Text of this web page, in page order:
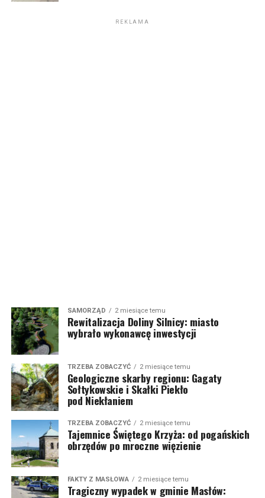
REKLAMA
SAMORZĄD 2 miesiące temu
Rewitalizacja Doliny Silnicy: miasto
wybrało wykonawcę inwestycji
TRZEBA ZOBACZYĆ 2 miesiące temu
Geologiczne skarby regionu: Gagaty
Sołtykowskie i Skałki Piekło
pod Niekłaniem
TRZEBA ZOBACZYĆ 2 miesiące temu
Tajemnice Świętego Krzyża: od pogańskich
obrzędów po mroczne więzienie
FAKTY Z MASŁOWA 2 miesiące temu
Tragiczny wypadek w gminie Masłów: